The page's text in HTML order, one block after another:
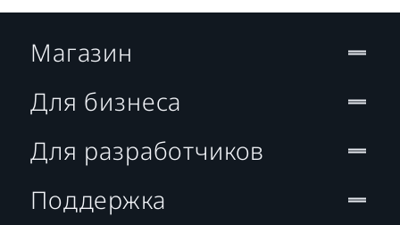
Магазин
Для бизнеса
Для разработчиков
Поддержка